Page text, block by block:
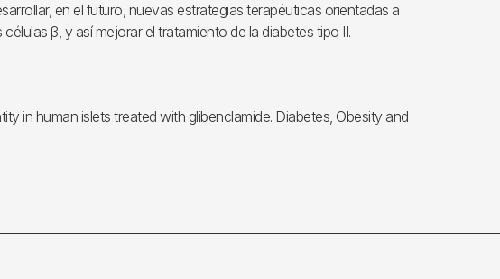
en el futuro, nuevas estrategias terapéuticas orientadas a
β, y así mejorar el tratamiento de la diabetes tipo II.
in human islets treated with glibenclamide. Diabetes, Obesity and